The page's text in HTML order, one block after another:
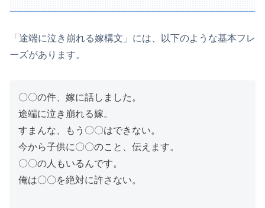
「途端に泣き崩れる嫁構文」には、以下のような基本フレ
ーズがあります。
〇〇の件、嫁に話しました。
途端に泣き崩れる嫁。
すまんな、もう〇〇はできない。
今から子供に〇〇のこと、伝えます。
〇〇の人もいるんです。
俺は〇〇を絶対に許さない。